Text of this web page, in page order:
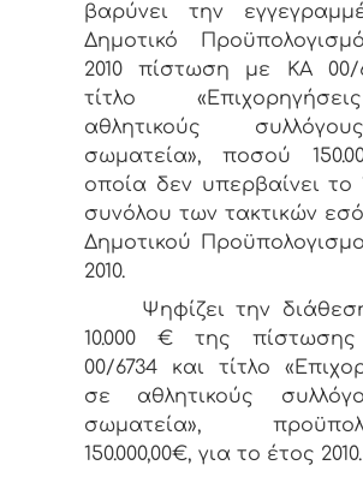
βαρύνει την
Δημοτικό
2010 πίστωση με ΚΑ 00/
τίτλο
αθλητικούς
σωματεία», ποσού
οποία δεν υπερβαίνει το
συνόλου των τακτικών
Δημοτικού
2010.
Ψηφίζει την
10.000 € της
00/6734 και τίτλο
σε αθλητικούς
σωματεία»,
150.000,00€, για το έτος 2010.